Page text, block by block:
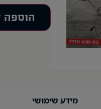
הוספה
מידע שימושי